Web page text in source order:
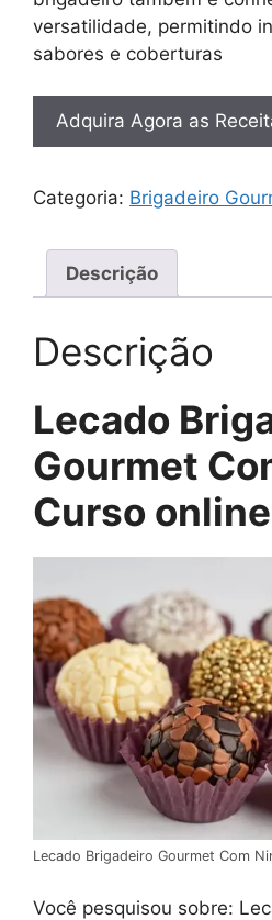
versatilidade, permitindo
sabores e coberturas
Adquira Agora as
Categoria: Brigadeiro
Descrição
Descrição
Lecado
Gourmet
Curso online
Lecado Brigadeiro Gourmet Com
Você pesquisou sobre: